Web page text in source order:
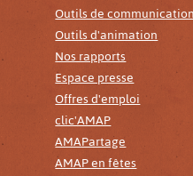
Outils de
Outils d'animation
Nos rapports
Espace presse
Offres d'emploi
clic'AMAP
AMAPartage
AMAP en fêtes